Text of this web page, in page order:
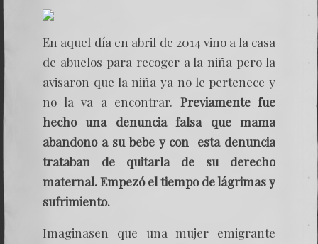
En aquel día en abril de 2014 vino a la casa
de abuelos para recoger a la niña pero la
avisaron que la niña ya no le pertenece y
no la va a encontrar. Previamente fue
hecho una denuncia falsa que mama
abandono a su bebe y con esta denuncia
trataban de quitarla de su derecho
maternal. Empezó el tiempo de lágrimas y
sufrimiento.
Imaginasen que una mujer emigrante